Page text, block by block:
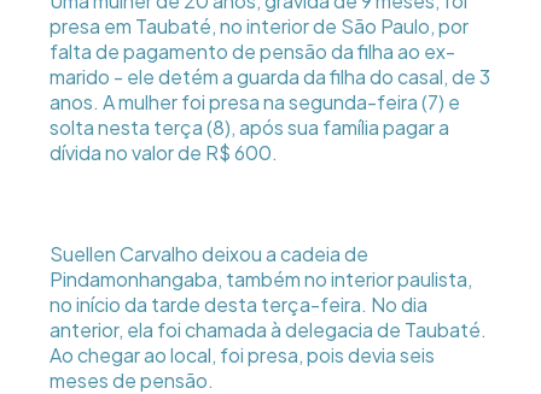
presa em Taubaté, no interior de São Paulo, por
falta de pagamento de pensão da filha ao ex-
marido - ele detém a guarda da filha do casal, de 3
anos. A mulher foi presa na segunda-feira (7) e
solta nesta terça (8), após sua família pagar a
dívida no valor de R$ 600.
Suellen Carvalho deixou a cadeia de
Pindamonhangaba, também no interior paulista,
no início da tarde desta terça-feira. No dia
anterior, ela foi chamada à delegacia de Taubaté.
Ao chegar ao local, foi presa, pois devia seis
meses de pensão.